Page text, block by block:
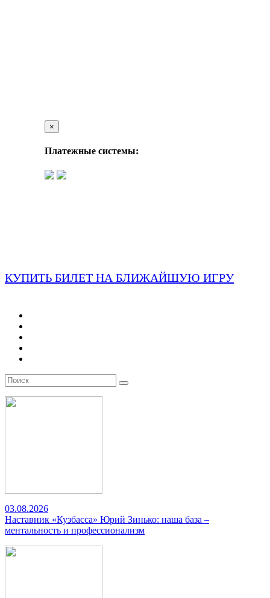
×
Платежные системы:
КУПИТЬ БИЛЕТ НА БЛИЖАЙШУЮ ИГРУ
03.08.2026
Наставник «Кузбасса» Юрий Зинько: наша база –
ментальность и профессионализм